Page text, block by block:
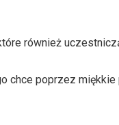
również
chce poprzez